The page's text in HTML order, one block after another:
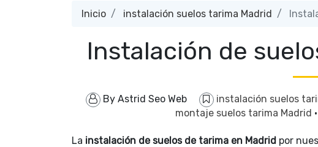
Inicio instalación suelos tarima Madrid
Instalación de
By Astrid Seo Web instalación suelos
montaje suelos tarima Madrid ·
La instalación de suelos de tarima en Madrid por